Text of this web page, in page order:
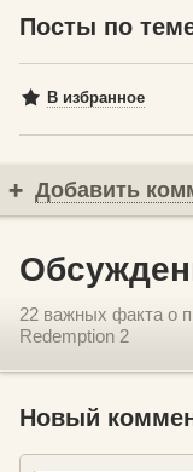
Посты по
В избранное
Добавить
22 важных факта о
Redemption 2
Новый